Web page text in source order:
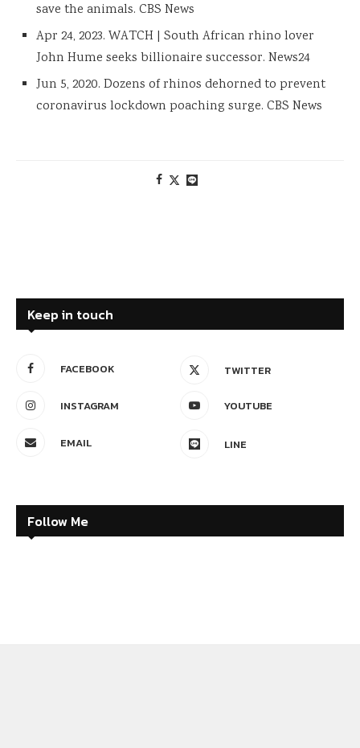
save the animals. CBS News
Apr 24, 2023. WATCH | South African rhino lover
John Hume seeks billionaire successor. News24
Jun 5, 2020. Dozens of rhinos dehorned to prevent
coronavirus lockdown poaching surge. CBS News
Keep in touch
FACEBOOK TWITTER
INSTAGRAM YOUTUBE
EMAIL LINE
Follow Me